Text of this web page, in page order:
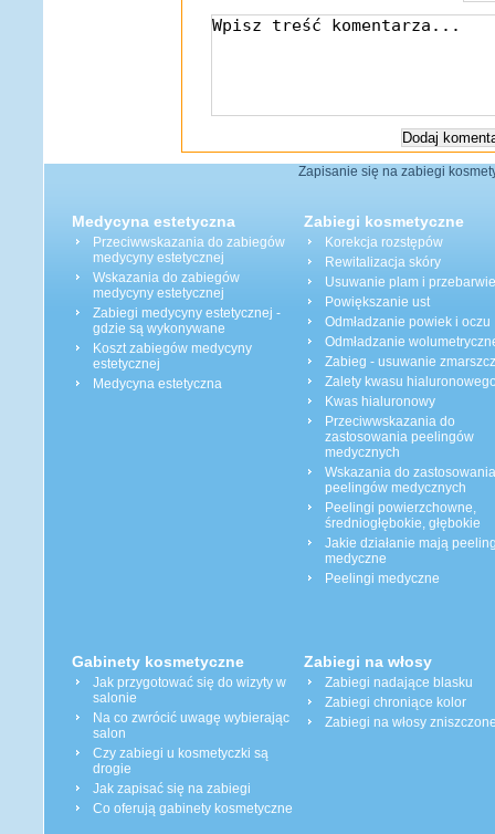
Zapisanie się na zabiegi
Medycyna estetyczna
Przeciwwskazania do zabiegów
medycyny estetycznej
Wskazania do zabiegów
medycyny estetycznej
Zabiegi medycyny estetycznej -
gdzie są wykonywane
Koszt zabiegów medycyny
estetycznej
Medycyna estetyczna
Zabiegi kosmetyczne
Korekcja rozstępów
Rewitalizacja skóry
Usuwanie plam i
Powiększanie ust
Odmładzanie powiek i oczu
Odmładzanie
Zabieg - usuwanie
Zalety kwasu
Kwas hialuronowy
Przeciwwskazania do
zastosowania peelingów
medycznych
Wskazania do zastosowania
peelingów medycznych
Peelingi powierzchowne,
średniogłębokie, głębokie
Jakie działanie mają
medyczne
Peelingi medyczne
Gabinety kosmetyczne
Jak przygotować się do wizyty w
salonie
Na co zwrócić uwagę wybierając
salon
Czy zabiegi u kosmetyczki są
drogie
Jak zapisać się na zabiegi
Co oferują gabinety kosmetyczne
Zabiegi na włosy
Zabiegi nadające blasku
Zabiegi chroniące kolor
Zabiegi na włosy